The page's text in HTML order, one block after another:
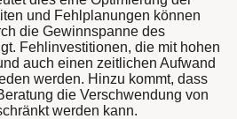
und Fehlplanungen können
die Gewinnspanne des
Fehlinvestitionen, die mit hohen
auch einen zeitlichen Aufwand
werden. Hinzu kommt, dass
die Verschwendung von
werden kann.